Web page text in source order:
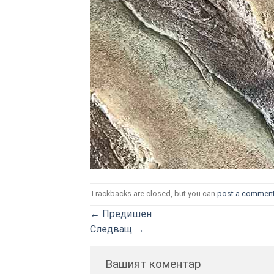
Trackbacks are closed, but you can post a
← Предишен
Следващ →
Вашият коментар